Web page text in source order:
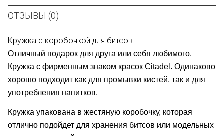
ОТЗЫВЫ (0)
Кружка с коробочкой для битсов.
Отличный подарок для друга или себя любимого.
Кружка с фирменным знаком красок Citadel. Одинаково
хорошо подходит как для промывки кистей, так и для
употребления напитков.
Кружка упакована в жестяную коробочку, которая
отлично подойдет для хранения битсов или модельных